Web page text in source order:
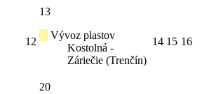
12
13
Vývoz plastov
Kostolná -
Záriečie (Trenčín)
14 15 16
20